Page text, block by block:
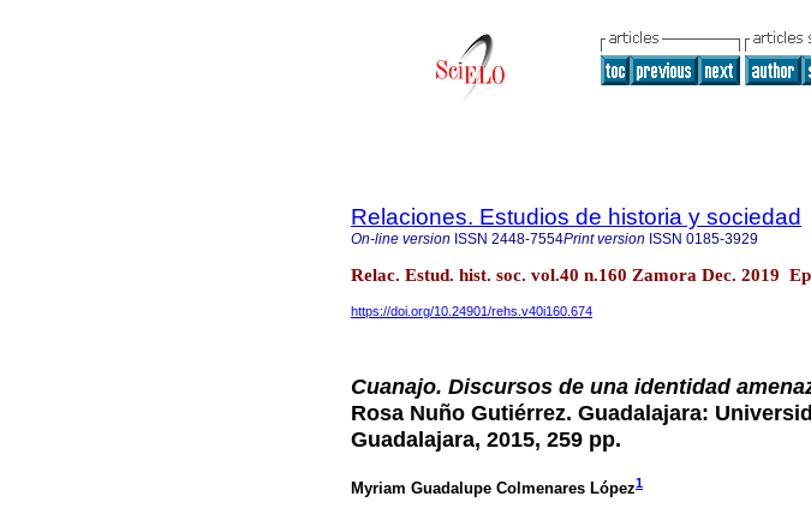
Relaciones. Estudios de historia y sociedad
On-line version ISSN 2448-7554Print version ISSN 0185-3929
Relac. Estud. hist. soc. vol.40 n.160 Zamora Dec. 2019
https://doi.org/10.24901/rehs.v40i160.674
Cuanajo. Discursos de una identidad
Rosa Nuño Gutiérrez. Guadalajara:
Guadalajara, 2015, 259 pp.
Myriam Guadalupe Colmenares López1